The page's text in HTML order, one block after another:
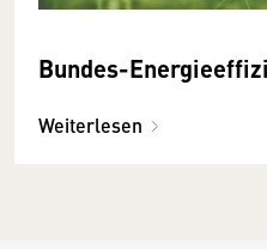
Bundes-
Weiterlesen